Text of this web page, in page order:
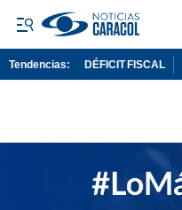
Tendencias: DÉFICIT FISCAL